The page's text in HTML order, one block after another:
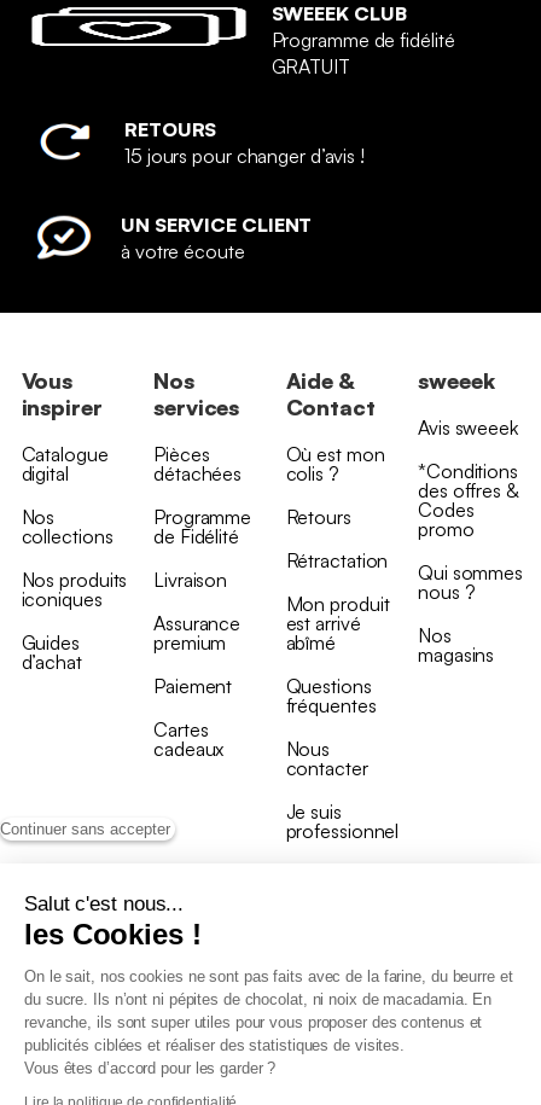
Continuer sans accepter
Salut c'est nous...
les Cookies !
On le sait, nos cookies ne sont pas faits avec de la farine, du beurre et
du sucre. Ils n’ont ni pépites de chocolat, ni noix de macadamia. En
revanche, ils sont super utiles pour vous proposer des contenus et
publicités ciblées et réaliser des statistiques de visites.
Vous êtes d’accord pour les garder ?
SWEEEK CLUB
Programme de fidélité
GRATUIT
RETOURS
15 jours pour changer d’avis !
UN SERVICE CLIENT
à votre écoute
Vous
inspirer
Catalogue
digital
Nos
collections
Nos produits
iconiques
Guides
d’achat
Nos
services
Pièces
détachées
Programme
de Fidélité
Livraison
Assurance
premium
Paiement
Cartes
cadeaux
Aide &
Contact
Où est mon
colis ?
Retours
Rétractation
Mon produit
est arrivé
abîmé
Questions
fréquentes
Nous
contacter
Je suis
professionnel
sweeek
Avis sweeek
*Conditions
des offres &
Codes
promo
Qui sommes
nous ?
Nos
magasins
Conditions générales de vente
Conditions générales du programme de fidélité
Charte de données personnelles
Conditions générales de vente Pro
Déclaration d’accessibilité